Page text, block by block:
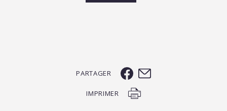
PARTAGER
IMPRIMER